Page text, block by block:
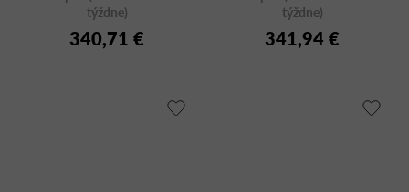
týždne)
340,71 €
týždne)
341,94 €